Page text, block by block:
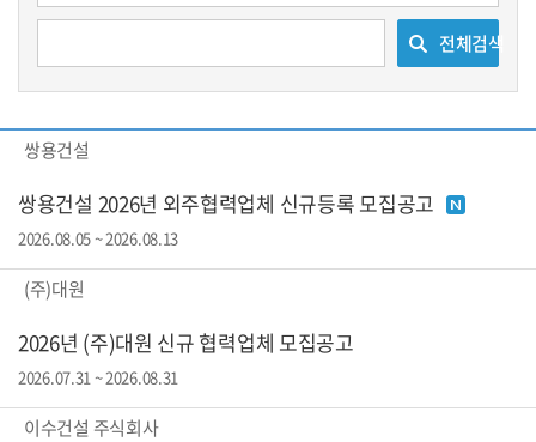
검색
전체검색
쌍용건설
쌍용건설 2026년 외주협력업체 신규등록 모집공고
2026.08.05 ~ 2026.08.13
(주)대원
2026년 (주)대원 신규 협력업체 모집공고
2026.07.31 ~ 2026.08.31
이수건설 주식회사